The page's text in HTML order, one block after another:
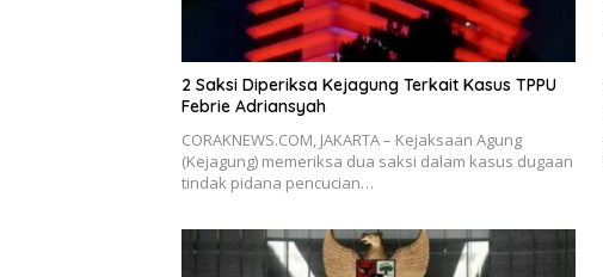
2 Saksi Diperiksa Kejagung Terkait Kasus TPPU
Febrie Adriansyah
CORAKNEWS.COM, JAKARTA – Kejaksaan Agung
(Kejagung) memeriksa dua saksi dalam kasus dugaan
tindak pidana pencucian…